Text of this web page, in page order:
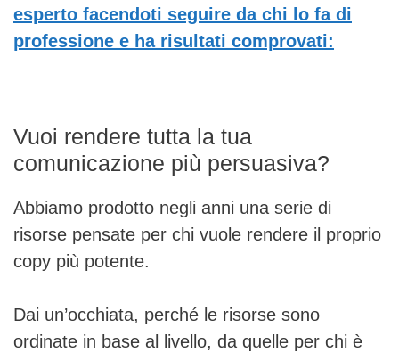
esperto facendoti seguire da chi lo fa di
professione e ha risultati comprovati:
Vuoi rendere tutta la tua
comunicazione più persuasiva?
Abbiamo prodotto negli anni una serie di
risorse pensate per chi vuole rendere il proprio
copy più potente.
Dai un’occhiata, perché le risorse sono
ordinate in base al livello, da quelle per chi è